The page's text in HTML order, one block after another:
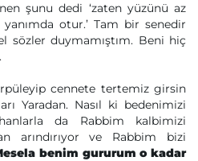
şunu dedi ‘zaten yüzünü az
otur.’ Tam bir senedir
sözler duymamıştım. Beni hiç
cennete tertemiz girsin
Yaradan. Nasıl ki bedenimizi
da Rabbim kalbimizi
arındırıyor ve Rabbim bizi
benim gururum o kadar